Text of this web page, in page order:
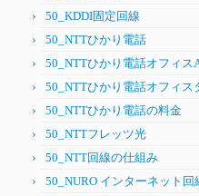
50_KDDI固定回線
50_NTTひかり電話
50_NTTひかり電話オフィス
50_NTTひかり電話オフィス
50_NTTひかり電話の料金
50_NTTフレッツ光
50_NTT回線の仕組み
50_NURO インターネット回